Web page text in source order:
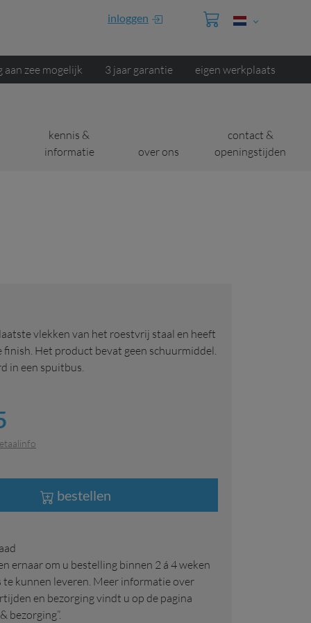
inloggen
aan zee mogelijk 3 jaar garantie eigen werkplaats
kennis &
informatie
over ons
contact &
openingstijden
vlekken van het roestvrij staal en heeft
finish. Het product bevat geen schuurmiddel.
in een spuitbus.
bestellen
te kunnen leveren. Meer informatie over
en bezorging vindt u op de pagina
bezorging”.